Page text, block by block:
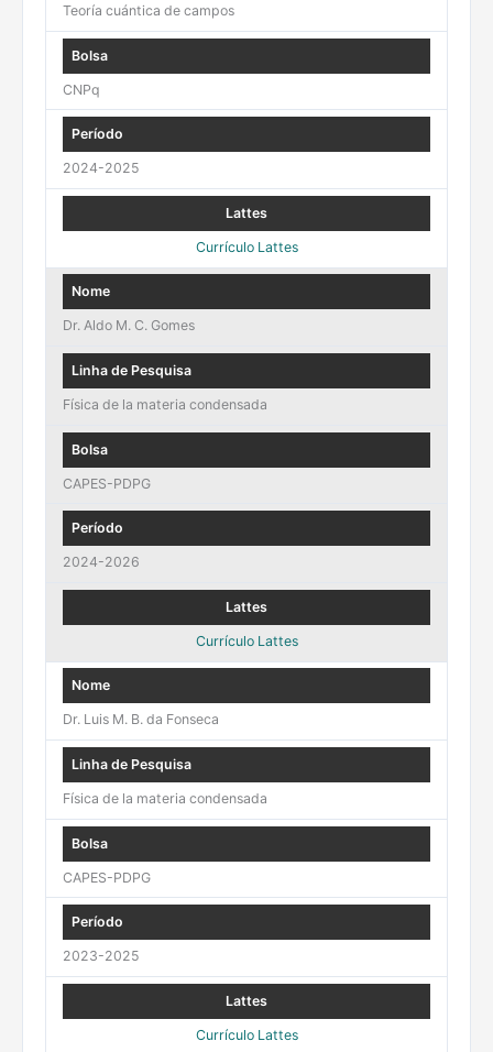
Teoría cuántica de campos
CNPq
2024-2025
Currículo Lattes
Dr. Aldo M. C. Gomes
Física de la materia condensada
CAPES-PDPG
2024-2026
Currículo Lattes
Dr. Luis M. B. da Fonseca
Física de la materia condensada
CAPES-PDPG
2023-2025
Currículo Lattes